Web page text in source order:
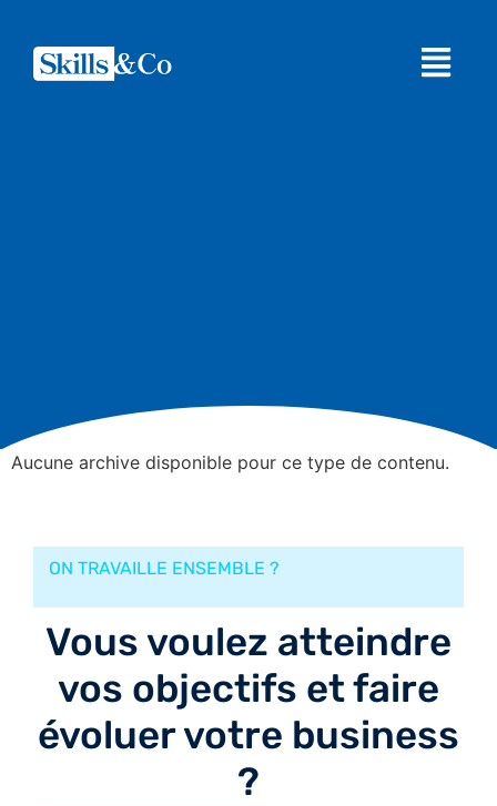
Aucune archive disponible pour ce type de contenu.
ON TRAVAILLE ENSEMBLE ?
Vous voulez atteindre
vos objectifs et faire
évoluer votre business
?